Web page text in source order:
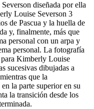
diseñada por ella
Louise Severson 3
de Pascua y la huella de
y, finalmente, más que
personal con un arpa y
personal. La fotografía
para Kimberly Louise
sucesivas dibujadas a
que la
la parte superior en su
la transición desde los